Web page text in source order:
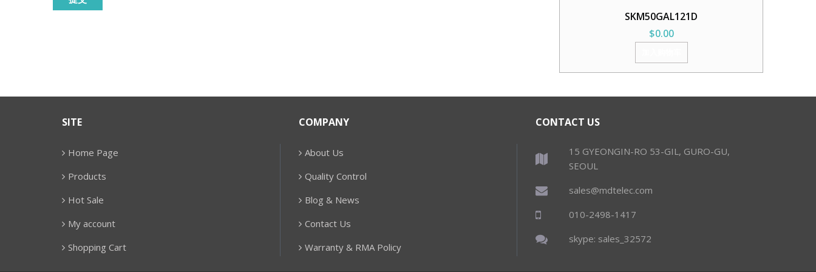
SKM50GAL121D
$0.00
SITE
Home Page
Products
Hot Sale
My account
Shopping Cart
COMPANY
About Us
Quality Control
Blog & News
Contact Us
Warranty & RMA Policy
CONTACT US
15 GYEONGIN-RO 53-GIL, GURO-GU,
SEOUL
sales@mdtelec.com
010-2498-1417
skype: sales_32572